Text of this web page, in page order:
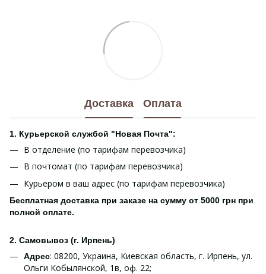
Доставка Оплата
1. Курьерской службой "Новая Почта":
В отделение (по тарифам перевозчика)
В почтомат (по тарифам перевозчика)
Курьером в ваш адрес (по тарифам перевозчика)
Бесплатная доставка при заказе на сумму от 5000 грн при
полной оплате.
2. Самовывоз (г. Ирпень)
Адрес: 08200, Украина, Киевская область, г. Ирпень, ул.
Ольги Кобылянской, 1в, оф. 22;